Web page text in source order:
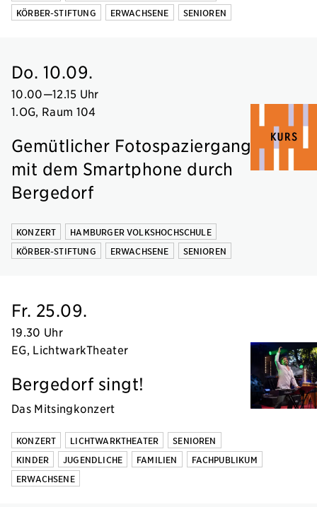
KÖRBER-STIFTUNG
ERWACHSENE SENIOREN
Do. 10.09.
10.00—12.15 Uhr
1.OG, Raum 104
Gemütlicher Fotospaziergang
mit dem Smartphone durch
Bergedorf
KONZERT
HAMBURGER VOLKSHOCHSCHULE
KÖRBER-STIFTUNG
ERWACHSENE SENIOREN
Fr. 25.09.
19.30 Uhr
EG, LichtwarkTheater
Bergedorf singt!
Das Mitsingkonzert
KONZERT LICHTWARKTHEATER
SENIOREN
KINDER
JUGENDLICHE FAMILIEN
FACHPUBLIKUM
ERWACHSENE